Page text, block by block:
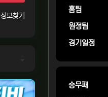
홈팀
원정팀
경기일정
승무패
정보찾기